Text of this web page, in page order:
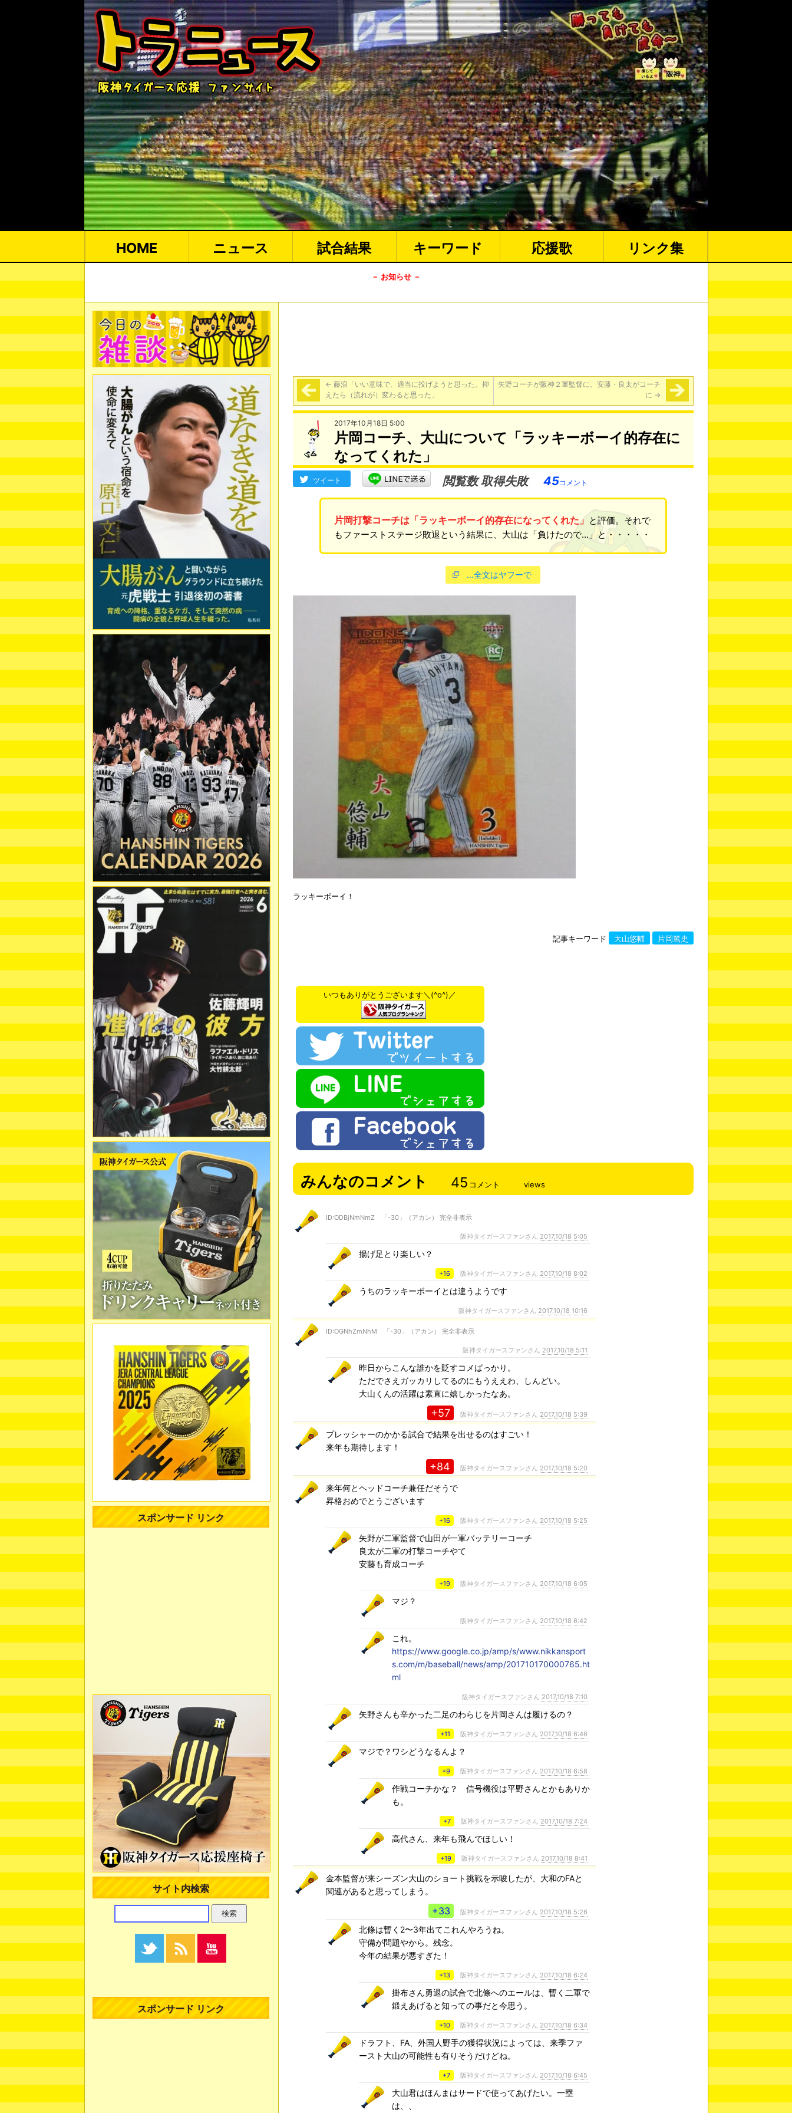
HOME ニュース 試合結果 キーワード 応援歌 リンク集
－ お知らせ －
← 藤浪「いい意味で、適当に投げようと思った。抑
えたら（流れが）変わると思った」
矢野コーチが阪神２軍監督に。安藤・良太がコーチ
に →
2017年10月18日 5:00
片岡コーチ、大山について「ラッキーボーイ的存在に
なってくれた」
ツイート 閲覧数 取得失敗 45コメント
片岡打撃コーチは「ラッキーボーイ的存在になってくれた」 と評価。それで
もファーストステージ敗退という結果に、大山は「負けたので…」と・・・・・
…全文はヤフーで
ラッキーボーイ！
記事キーワード 大山悠輔 片岡篤史
いつもありがとうございます＼(^o^)／
みんなのコメント 45 コメント views
ID:ODBjNmNmZ 「-30」（アカン） 完全非表示
阪神タイガースファンさん 2017,10/18 5:05
揚げ足とり楽しい？
+16 阪神タイガースファンさん 2017,10/18 8:02
うちのラッキーボーイとは違うようです
阪神タイガースファンさん 2017,10/18 10:16
ID:OGNhZmNhM 「-30」（アカン） 完全非表示
阪神タイガースファンさん 2017,10/18 5:11
昨日からこんな誰かを貶すコメばっかり。
ただでさえガッカリしてるのにもうええわ、しんどい。
大山くんの活躍は素直に嬉しかったなあ。
+57 阪神タイガースファンさん 2017,10/18 5:39
プレッシャーのかかる試合で結果を出せるのはすごい！
来年も期待します！
+84 阪神タイガースファンさん 2017,10/18 5:20
来年何とヘッドコーチ兼任だそうで
昇格おめでとうございます
+16 阪神タイガースファンさん 2017,10/18 5:25
矢野が二軍監督で山田が一軍バッテリーコーチ
良太が二軍の打撃コーチやて
安藤も育成コーチ
+19 阪神タイガースファンさん 2017,10/18 6:05
マジ？
阪神タイガースファンさん 2017,10/18 6:42
これ。
https://www.google.co.jp/amp/s/www.nikkansport
s.com/m/baseball/news/amp/201710170000765.ht
ml
阪神タイガースファンさん 2017,10/18 7:10
矢野さんも辛かった二足のわらじを片岡さんは履けるの？
+11 阪神タイガースファンさん 2017,10/18 6:46
マジで？ワシどうなるんよ？
+9 阪神タイガースファンさん 2017,10/18 6:58
作戦コーチかな？ 信号機役は平野さんとかもありか
も。
+7 阪神タイガースファンさん 2017,10/18 7:24
高代さん、来年も飛んでほしい！
+19 阪神タイガースファンさん 2017,10/18 8:41
金本監督が来シーズン大山のショート挑戦を示唆したが、大和のFAと
関連があると思ってしまう。
+33 阪神タイガースファンさん 2017,10/18 5:26
北條は暫く2〜3年出てこれんやろうね。
守備が問題やから。残念。
今年の結果が悪すぎた！
+13 阪神タイガースファンさん 2017,10/18 6:24
掛布さん勇退の試合で北條へのエールは、暫く二軍で
鍛えあげると知っての事だと今思う。
+10 阪神タイガースファンさん 2017,10/18 6:34
ドラフト、FA、外国人野手の獲得状況によっては、来季ファ
ースト大山の可能性も有りそうだけどね。
+7 阪神タイガースファンさん 2017,10/18 6:45
大山君はほんまはサードで使ってあげたい。一塁
は、、
スポンサード リンク
サイト内検索
スポンサード リンク